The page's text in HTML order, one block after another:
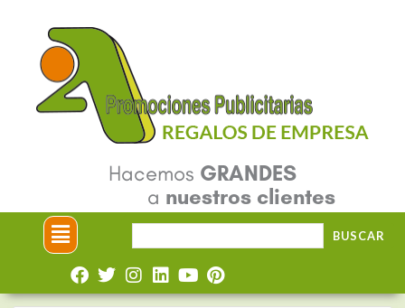
contenido
Hacemos GRANDES
a nuestros clientes
Menú BUSCAR